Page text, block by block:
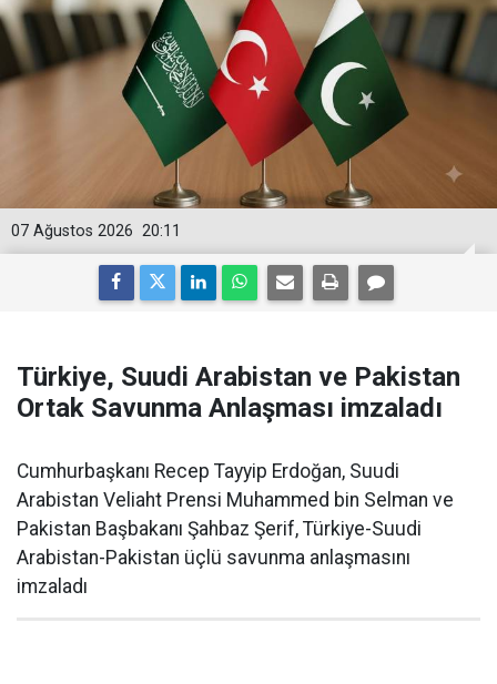
20:11
07 Ağustos 2026
Türkiye, Suudi Arabistan ve Pakistan
Ortak Savunma Anlaşması imzaladı
Cumhurbaşkanı Recep Tayyip Erdoğan, Suudi
Arabistan Veliaht Prensi Muhammed bin Selman ve
Pakistan Başbakanı Şahbaz Şerif, Türkiye-Suudi
Arabistan-Pakistan üçlü savunma anlaşmasını
imzaladı